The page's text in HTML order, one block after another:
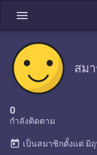
menu
สม
0
กำลังติดตาม
today เป็นสมาชิกตั้งแต่ มิ